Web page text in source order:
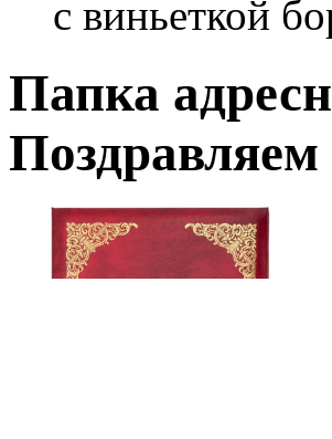
с виньеткой
Папка
Поздравляем